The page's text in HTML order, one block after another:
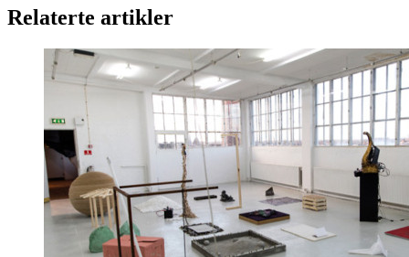
Relaterte artikler